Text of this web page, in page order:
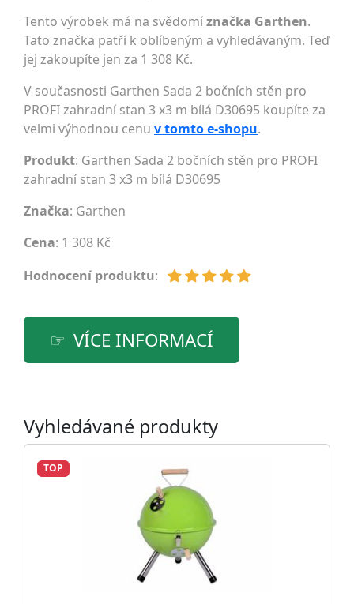
Tento výrobek má na svědomíznačka Garthen.
Tato značka patří k oblíbeným a vyhledávaným. Teď
jej zakoupíte jen za 1 308 Kč.
V současnosti Garthen Sada 2 bočních stěn pro
PROFI zahradní stan 3 x3 m bílá D30695 koupíte za
velmi výhodnou cenu v tomto e-shopu.
Produkt: Garthen Sada 2 bočních stěn pro PROFI
zahradní stan 3 x3 m bílá D30695
Značka: Garthen
Cena: 1 308 Kč
Hodnocení produktu:
VÍCE INFORMACÍ
Vyhledávané produkty
TOP